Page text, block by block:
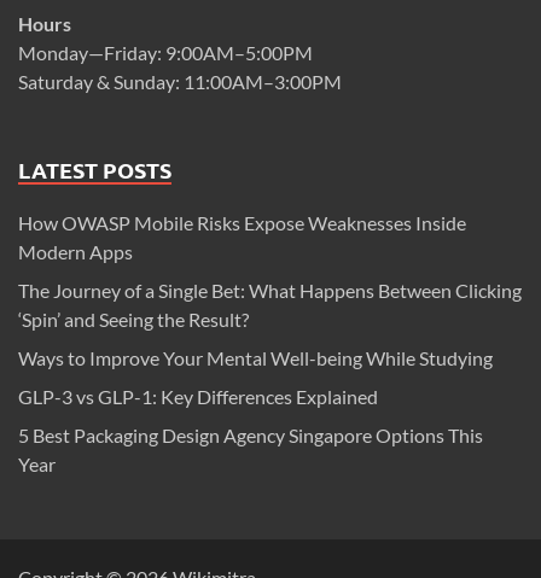
Hours
Monday—Friday: 9:00AM–5:00PM
Saturday & Sunday: 11:00AM–3:00PM
LATEST POSTS
How OWASP Mobile Risks Expose Weaknesses Inside
Modern Apps
The Journey of a Single Bet: What Happens Between Clicking
‘Spin’ and Seeing the Result?
Ways to Improve Your Mental Well-being While Studying
GLP-3 vs GLP-1: Key Differences Explained
5 Best Packaging Design Agency Singapore Options This
Year